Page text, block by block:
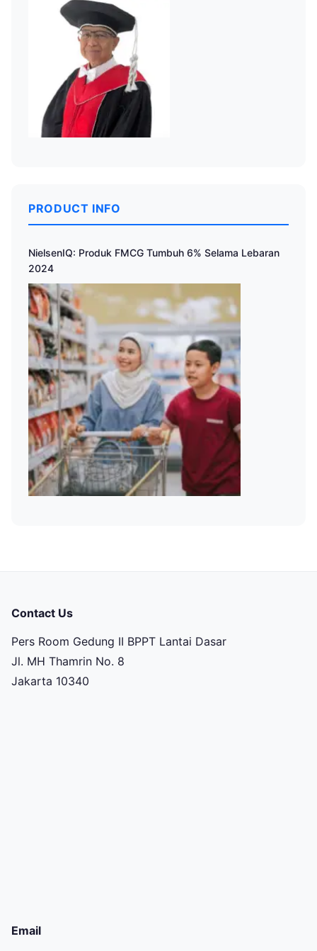
PRODUCT INFO
NielsenIQ: Produk FMCG Tumbuh 6% Selama Lebaran
2024
Contact Us
Pers Room Gedung II BPPT Lantai Dasar
Jl. MH Thamrin No. 8
Jakarta 10340
Email